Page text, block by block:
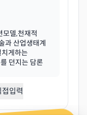
모델,천재적
과 산업생태계
게하는
던지는 담론
접입력